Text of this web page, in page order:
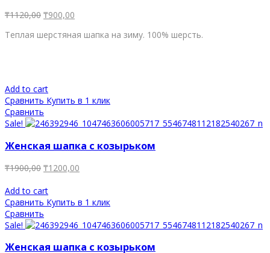
₸1120,00 ₸900,00
Теплая шерстяная шапка на зиму. 100% шерсть.
Add to cart
Сравнить Купить в 1 клик
Сравнить
Sale!
Женская шапка с козырьком
₸1900,00 ₸1200,00
Add to cart
Сравнить Купить в 1 клик
Сравнить
Sale!
Женская шапка с козырьком